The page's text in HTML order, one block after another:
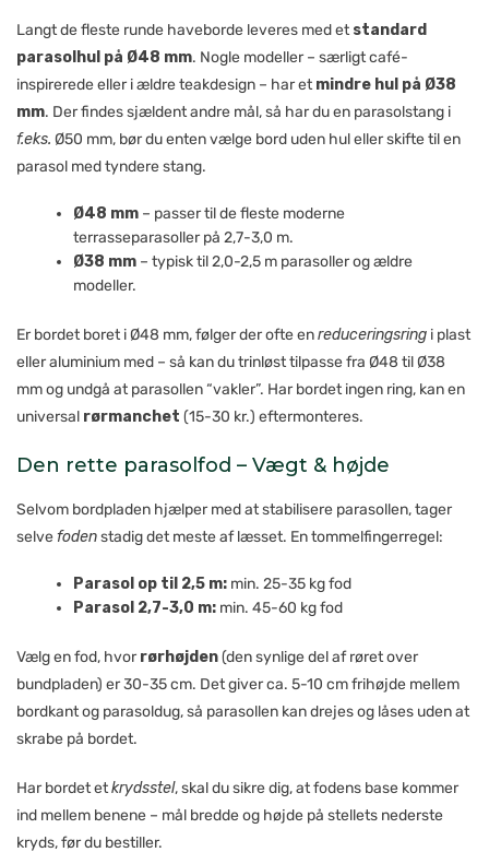
Langt de fleste runde haveborde leveres med etstandard
parasolhul på Ø48 mm. Nogle modeller – særligt café-
inspirerede eller i ældre teakdesign – har etmindre hul på Ø38
mm. Der findes sjældent andre mål, så har du en parasolstang i
f.eks. Ø50 mm, bør du enten vælge bord uden hul eller skifte til en
parasol med tyndere stang.
Ø48 mm – passer til de fleste moderne
terrasseparasoller på 2,7-3,0 m.
Ø38 mm – typisk til 2,0-2,5 m parasoller og ældre
modeller.
Er bordet boret i Ø48 mm, følger der ofte enreduceringsring i plast
eller aluminium med – så kan du trinløst tilpasse fra Ø48 til Ø38
mm og undgå at parasollen “vakler”. Har bordet ingen ring, kan en
universal rørmanchet (15-30 kr.) eftermonteres.
Den rette parasolfod – Vægt & højde
Selvom bordpladen hjælper med at stabilisere parasollen, tager
selvefodenstadig det meste af læsset. En tommelfingerregel:
Parasol op til 2,5 m: min. 25-35 kg fod
Parasol 2,7-3,0 m: min. 45-60 kg fod
Vælg en fod, hvorrørhøjden(den synlige del af røret over
bundpladen) er 30-35 cm. Det giver ca. 5-10 cm frihøjde mellem
bordkant og parasoldug, så parasollen kan drejes og låses uden at
skrabe på bordet.
Har bordet etkrydsstel, skal du sikre dig, at fodens base kommer
ind mellem benene – mål bredde og højde på stellets nederste
kryds, før du bestiller.